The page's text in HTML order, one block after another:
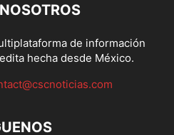
de información
hecha desde México.